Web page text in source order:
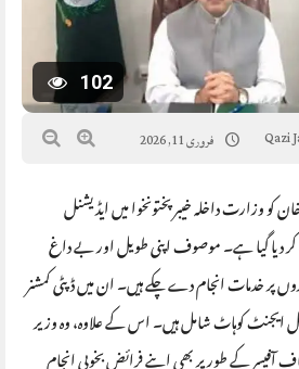
102
Qazi فروری 11, 2026
کو وزارت داخلہ خیبر پختونخوا میں ایڈیشنل
دیا گیا ہے۔ موصوف اپنی طویل اور بے داغ
پر خدمات انجام دے چکے ہیں۔ ان میں ڈپٹی کمشنر
ایجنٹ کوہاٹ شامل ہیں۔ اس کے علاوہ، وہ وزیر
آفیسر کے طور پر بھی اپنے فرائض بخوبی انجام